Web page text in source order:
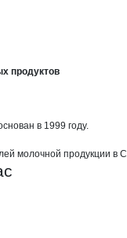
продуктов
в 1999 году.
молочной продукции в